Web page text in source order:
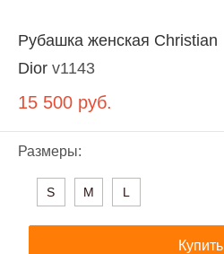
Рубашка женская Christian
Dior v1143
15 500 руб.
Размеры:
S M L
Купить